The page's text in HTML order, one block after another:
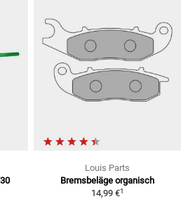
Louis Parts
Bremsbeläge organisch
14,99 €1